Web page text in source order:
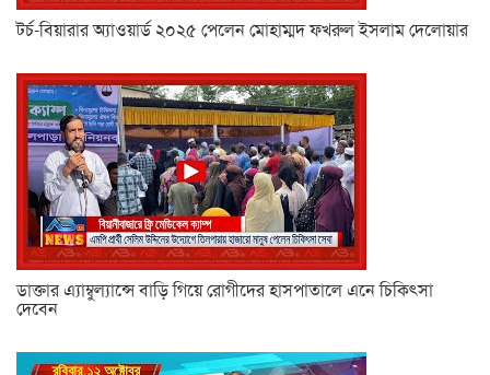
টর্চ-বিয়ারার অ্যাওয়ার্ড ২০২৫ পেলেন মোহাম্মদ ফখরুল ইসলাম দেলোয়ার
ডাক্তার এ্যাম্বুল্যান্সে বাড়ি গিয়ে রোগীদের হাসপাতালে এনে চিকিৎসা
দেবেন